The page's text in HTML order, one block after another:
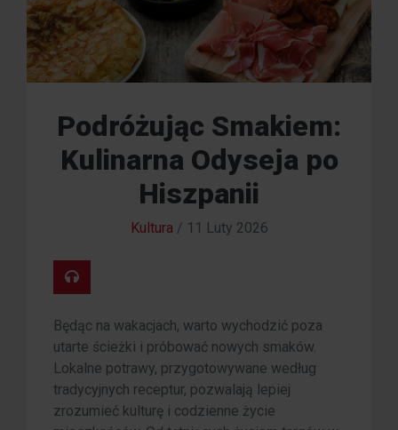
Podróżując Smakiem:
Kulinarna Odyseja po
Hiszpanii
Kultura / 11 Luty 2026
Będąc na wakacjach, warto wychodzić poza
utarte ścieżki i próbować nowych smaków.
Lokalne potrawy, przygotowywane według
tradycyjnych receptur, pozwalają lepiej
zrozumieć kulturę i codzienne życie